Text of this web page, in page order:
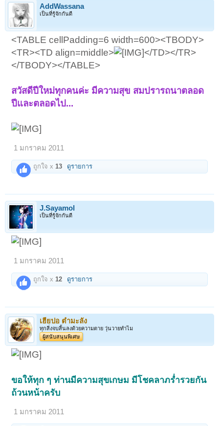
AddWassana
เป็นที่รู้จักกันดี
<TABLE cellPadding=6 width=600><TBODY>
<TR><TD align=middle>
</TD></TR>
</TBODY></TABLE>
สวัสดีปีใหม่ทุกคนค่ะ มีความสุข สมปรารถนาตลอด
ปีและตลอดไป...
1 มกราคม 2011
ถูกใจ x 13 ดูรายการ
J.Sayamol
เป็นที่รู้จักกันดี
1 มกราคม 2011
ถูกใจ x 12 ดูรายการ
เฮียปอ ตำมะลัง
ทุกสิ่งจบสิ้นลงด้วยความตาย วุ่นวายทำไม
ผู้สนับสนุนพิเศษ
ขอให้ทุก ๆ ท่านมีความสุขเกษม มีโชคลาภร่ำรวยกัน
ถ้วนหน้าครับ
1 มกราคม 2011